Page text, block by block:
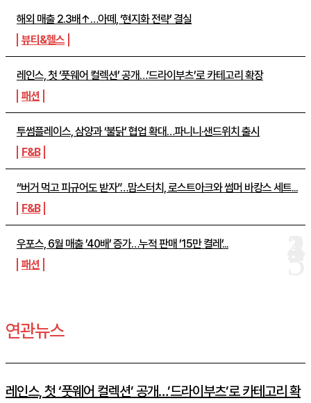
해외 매출 2.3배↑…아떼, ‘현지화 전략’ 결실
뷰티&헬스
레인스, 첫 ‘풋웨어 컬렉션’ 공개…’드라이부츠’로 카테고리 확장
패션
투썸플레이스, 삼양과 ‘불닭’ 협업 확대…파니니·샌드위치 출시
F&B
“버거 먹고 피규어도 받자”…맘스터치, 로스트아크와 썸머 바캉스 세트...
F&B
우포스, 6월 매출 ’40배’ 증가…누적 판매 ’15만 켤레’...
패션
연관뉴스
레인스, 첫 ‘풋웨어 컬렉션’ 공개…’드라이부츠’로 카테고리 확